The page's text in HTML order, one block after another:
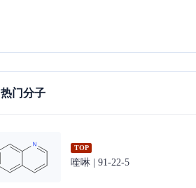
热门分子
TOP
喹啉 | 91-22-5